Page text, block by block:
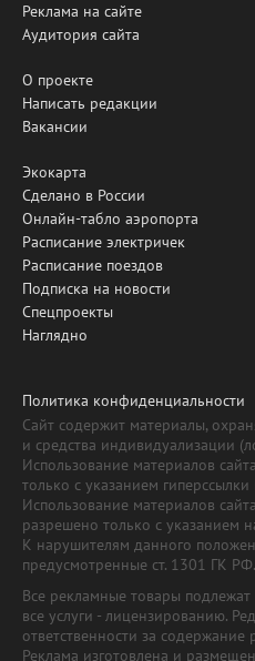
Реклама на сайте
Аудитория сайта
О проекте
Написать редакции
Вакансии
Экокарта
Сделано в России
Онлайн-табло аэропорта
Расписание электричек
Расписание поездов
Подписка на новости
Спецпроекты
Наглядно
Политика конфиденциальности
Сайт содержит материалы,
и средства индивидуализации
Использование материалов
только с указанием
Использование материалов
разрешено только с указанием
К нарушителям данного
предусмотренные ст. 1301 ГК РФ.
Все рекламные товары
все услуги - лицензированию.
ответственности за
Реклама изготовлена и